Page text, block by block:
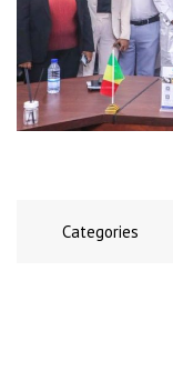
Categories